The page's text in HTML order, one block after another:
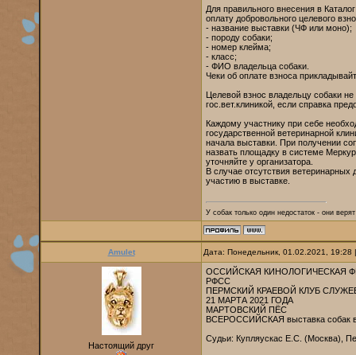
Для правильного внесения в
оплату добровольного целевого
- название выставки (ЧФ или моно);
- породу собаки;
- номер клейма;
- класс;
- ФИО владельца собаки.
Чеки об оплате взноса
Целевой взнос владельцу собаки
гос.вет.клиникой, если справка
Каждому участнику при себе
государственной ветеринарной
начала выставки. При получении
назвать площадку в системе
уточняйте у организатора.
В случае отсутствия ветеринарных
участию в выставке.
У собак только один недостаток - они
Amulet Дата: Понедельник, 01.02.2021,
Настоящий друг
ОССИЙСКАЯ КИНОЛОГИЧЕСКАЯ
РФСС
ПЕРМСКИЙ КРАЕВОЙ КЛУБ
21 МАРТА 2021 ГОДА
МАРТОВСКИЙ ПЁС
ВСЕРОССИЙСКАЯ выставка собак
Судьи: Купляускас Е.С. (Москва),